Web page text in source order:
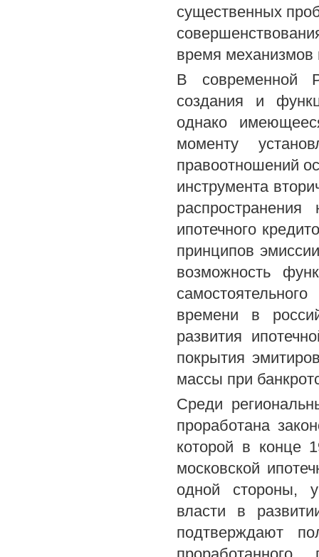
существенных
время механизмов
В современной
создания и
однако
моменту
правоотношений
инструмента
ипотечного
принципов
возможность
времени в
развития
покрытия
массы при
Среди
проработана
которой в конце
московской
одной стороны,
власти в
подтверждают